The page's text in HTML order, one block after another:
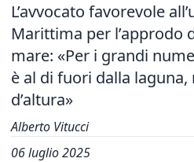
L’avvocato favorevole
Marittima per l’approdo
mare: «Per i grandi
è al di fuori dalla laguna,
d’altura»
Alberto Vitucci
06 luglio 2025